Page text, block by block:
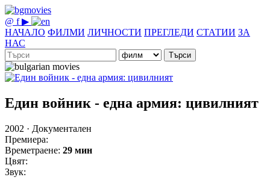
@ f ▶
НАЧАЛО ФИЛМИ ЛИЧНОСТИ ПРЕГЛЕДИ СТАТИИ ЗА
НАС
Търси
Един войник - една армия: цивилният
2002 · Документален
Премиера:
Времетраене: 29 мин
Цвят:
Звук: